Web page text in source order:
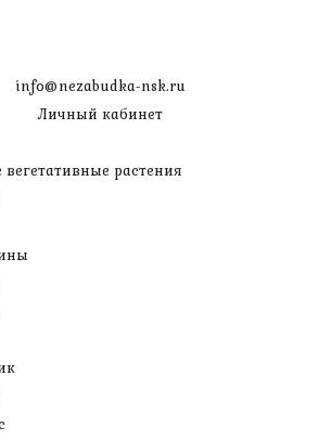
info@nezabudka-nsk.ru
Личный кабинет
растения